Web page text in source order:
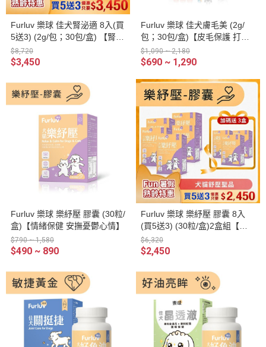
Furluv 樂球 佳犬腎泌適 8入(買
5送3) (2g/包；30包/盒) 【腎泌
保健 維護泌尿健康】
$8,720
$3,450
Furluv 樂球 佳犬膚毛美 (2g/
包；30包/盒)【皮毛保護 打造
柔軟亮麗】
$1,090 ~ 2,180
$690 ~ 1,290
Furluv 樂球 樂紓壓 膠囊 (30粒/
盒)【情緒保健 安撫憂鬱心情】
$790 ~ 1,580
$490 ~ 890
Furluv 樂球 樂紓壓 膠囊 8入
(買5送3) (30粒/盒)2盒組【情
緒保健 安撫憂鬱心情】
$6,320
$2,450